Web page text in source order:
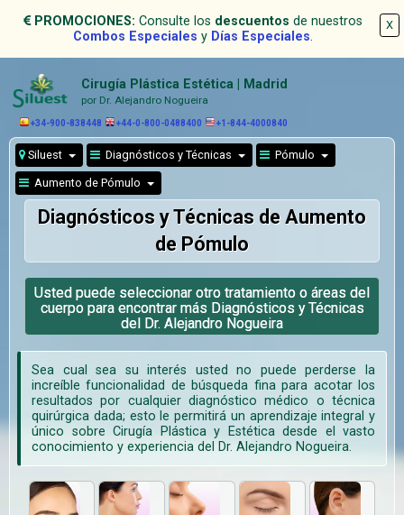
X
PROMOCIONES: Consulte los descuentos de nuestros
Combos Especiales y Días Especiales.
Cirugía Plástica Estética | Madrid
por Dr. Alejandro Nogueira
+34-900-838448 +44-0-800-0488400 +1-844-4000840
Siluest Diagnósticos y Técnicas Pómulo
Aumento de Pómulo
Diagnósticos y Técnicas de Aumento
de Pómulo
Usted puede seleccionar otro tratamiento o áreas del
cuerpo para encontrar más Diagnósticos y Técnicas
del Dr. Alejandro Nogueira
Sea cual sea su interés usted no puede perderse la
increíble funcionalidad de búsqueda fina para acotar los
resultados por cualquier diagnóstico médico o técnica
quirúrgica dada; esto le permitirá un aprendizaje integral y
único sobre Cirugía Plástica y Estética desde el vasto
conocimiento y experiencia del Dr. Alejandro Nogueira.